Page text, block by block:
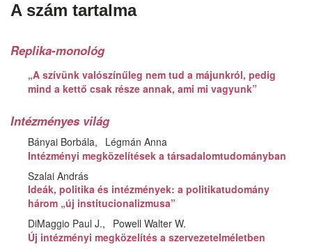
A szám tartalma
Replika-monológ
„A szívünk valószínűleg nem tud a májunkról, pedig
mind a kettő csak része annak, ami mi vagyunk”
Intézményes világ
Bányai Borbála
Légmán Anna
Intézményi megközelítések a társadalomtudományban
Szalai András
Ideák, politika és intézmények: a politikatudomány
három „új institucionalizmusa”
DiMaggio Paul J.
Powell Walter W.
Új intézményi megközelítés a szervezetelméletben